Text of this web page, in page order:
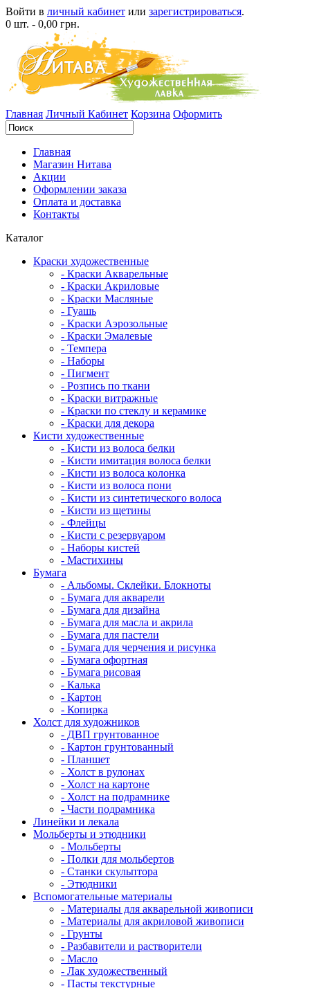
Войти в личный кабинет или зарегистрироваться.
0 шт. - 0,00 грн.
Главная Личный Кабинет Корзина Оформить
Главная
Магазин Нитава
Акции
Оформлении заказа
Оплата и доставка
Контакты
Каталог
Краски художественные
- Краски Акварельные
- Краски Акриловые
- Краски Масляные
- Гуашь
- Краски Аэрозольные
- Краски Эмалевые
- Темпера
- Наборы
- Пигмент
- Розпись по ткани
- Краски витражные
- Краски по стеклу и керамике
- Краски для декора
Кисти художественные
- Кисти из волоса белки
- Кисти имитация волоса белки
- Кисти из волоса колонка
- Кисти из волоса пони
- Кисти из синтетического волоса
- Кисти из щетины
- Флейцы
- Кисти с резервуаром
- Наборы кистей
- Мастихины
Бумага
- Альбомы. Склейки. Блокноты
- Бумага для акварели
- Бумага для дизайна
- Бумага для масла и акрила
- Бумага для пастели
- Бумага для черчения и рисунка
- Бумага офортная
- Бумага рисовая
- Калька
- Картон
- Копирка
Холст для художников
- ДВП грунтованное
- Картон грунтованный
- Планшет
- Холст в рулонах
- Холст на картоне
- Холст на подрамнике
- Части подрамника
Линейки и лекала
Мольберты и этюдники
- Мольберты
- Полки для мольбертов
- Станки скульптора
- Этюдники
Вспомогательные материалы
- Материалы для акварельной живописи
- Материалы для акриловой живописи
- Грунты
- Разбавители и растворители
- Масло
- Лак художественный
- Пасты текстурные